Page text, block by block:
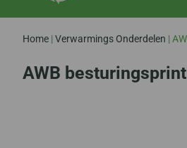
Home | Verwarmings Onderdelen |
AWB